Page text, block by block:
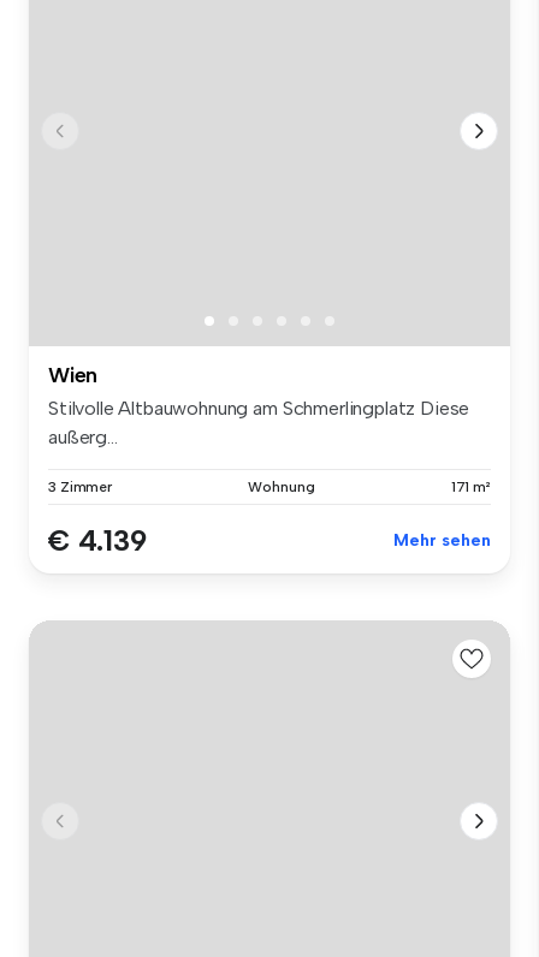
Wien
Stilvolle Altbauwohnung am Schmerlingplatz Diese
außerg...
3 Zimmer Wohnung 171 m²
€ 4.139 Mehr sehen